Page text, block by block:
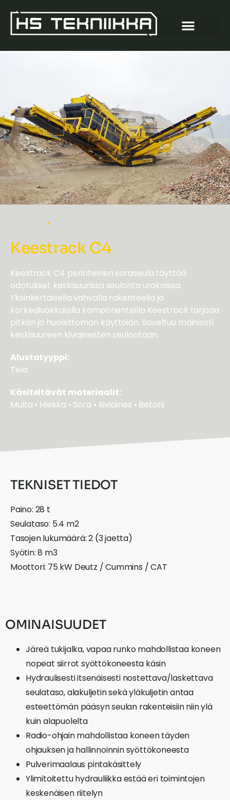
•
Keestrack C4
Keestrack C4 perinteinen soraseula täyttää
odotukset keskisuurissa seulonta urakoissa.
Yksinkertaisella vahvalla rakenteella ja
korkealuokkaisilla komponenteilla Keestrack tarjoaa
pitkän ja huolettoman käyttöiän. Soveltuu mainiosti
keskisuureen kiviainesten seulontaan.
Alustatyyppi:
Tela
Käsiteltävät materiaalit:
Multa • Hiekka • Sora • Kiviaines • Betoni
TEKNISET TIEDOT
Paino: 28 t
Seulataso: 5.4 m2
Tasojen lukumäärä: 2 (3 jaetta)
Syötin: 8 m3
Moottori: 75 kW Deutz / Cummins / CAT
OMINAISUUDET
Järeä tukijalka, vapaa runko mahdollistaa koneen
nopeat siirrot syöttökoneesta käsin
Hydraulisesti itsenäisesti nostettava/laskettava
seulataso, alakuljetin sekä yläkuljetin antaa
esteettömän pääsyn seulan rakenteisiin niin ylä
kuin alapuolelta
Radio-ohjain mahdollistaa koneen täyden
ohjauksen ja hallinnoinnin syöttökoneesta
Pulverimaalaus pintakäsittely
Ylimitoitettu hydrauliikka estää eri toimintojen
keskenäisen riitelyn